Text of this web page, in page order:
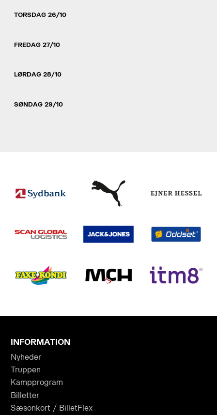
TORSDAG 26/10
FREDAG 27/10
LØRDAG 28/10
SØNDAG 29/10
INFORMATION
Nyheder
Truppen
Kampprogram
Billetter
Sæsonkort / BilletFlex